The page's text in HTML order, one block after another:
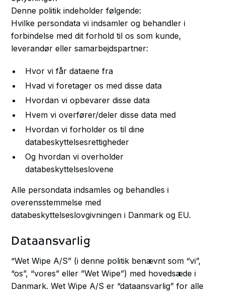
Denne politik indeholder følgende:
Hvilke persondata vi indsamler og behandler i
forbindelse med dit forhold til os som kunde,
leverandør eller samarbejdspartner:
Hvor vi får dataene fra
Hvad vi foretager os med disse data
Hvordan vi opbevarer disse data
Hvem vi overfører/deler disse data med
Hvordan vi forholder os til dine
databeskyttelsesrettigheder
Og hvordan vi overholder
databeskyttelseslovene
Alle persondata indsamles og behandles i
overensstemmelse med
databeskyttelseslovgivningen i Danmark og EU.
Dataansvarlig
“Wet Wipe A/S” (i denne politik benævnt som “vi”,
“os”, “vores” eller ”Wet Wipe”) med hovedsæde i
Danmark. Wet Wipe A/S er “dataansvarlig” for alle